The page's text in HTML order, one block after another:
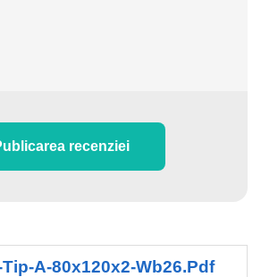
recenziei
A-80x120x2-Wb26.pdf